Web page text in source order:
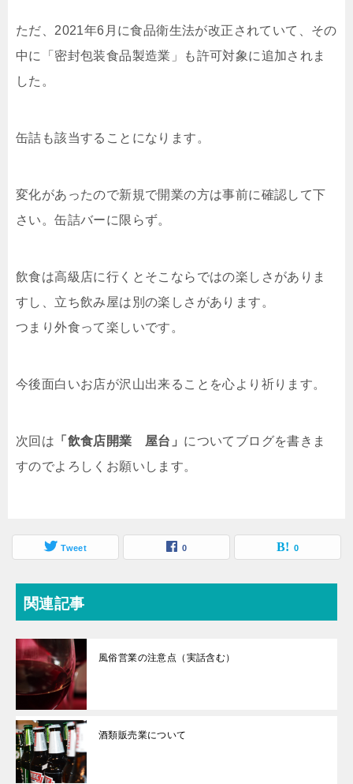
ただ、2021年6月に食品衛生法が改正されていて、その
中に「密封包装食品製造業」も許可対象に追加されま
した。
缶詰も該当することになります。
変化があったので新規で開業の方は事前に確認して下
さい。缶詰バーに限らず。
飲食は高級店に行くとそこならではの楽しさがありま
すし、立ち飲み屋は別の楽しさがあります。
つまり外食って楽しいです。
今後面白いお店が沢山出来ることを心より祈ります。
次回は 「飲食店開業 屋台」 についてブログを書きま
すのでよろしくお願いします。
Tweet 0 0
関連記事
風俗営業の注意点（実話含む）
酒類販売業について